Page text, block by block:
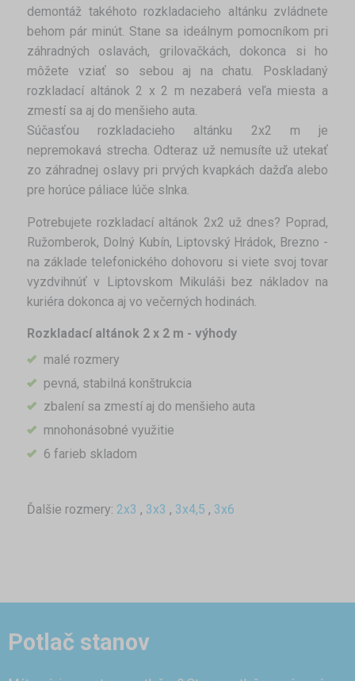
demontáž takéhoto rozkladacieho altánku zvládnete
behom pár minút. Stane sa ideálnym pomocníkom pri
záhradných oslavách, grilovačkách, dokonca si ho
môžete vziať so sebou aj na chatu. Poskladaný
rozkladací altánok 2 x 2 m nezaberá veľa miesta a
zmestí sa aj do menšieho auta.
Súčasťou rozkladacieho altánku 2x2 m je
nepremokavá strecha. Odteraz už nemusíte už utekať
zo záhradnej oslavy pri prvých kvapkách dažďa alebo
pre horúce páliace lúče slnka.
Potrebujete rozkladací altánok 2x2 už dnes? Poprad,
Ružomberok, Dolný Kubín, Liptovský Hrádok, Brezno -
na základe telefonického dohovoru si viete svoj tovar
vyzdvihnúť v Liptovskom Mikuláši bez nákladov na
kuriéra dokonca aj vo večerných hodinách.
Rozkladací altánok 2 x 2 m - výhody
malé rozmery
pevná, stabilná konštrukcia
zbalení sa zmestí aj do menšieho auta
mnohonásobné využitie
6 farieb skladom
Ďalšie rozmery: 2x3 , 3x3 , 3x4,5 , 3x6
Potlač stanov